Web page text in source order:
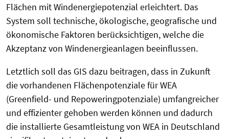
Flächen mit Windenergiepotenzial erleichtert. Das
System soll technische, ökologische, geografische und
ökonomische Faktoren berücksichtigen, welche die
Akzeptanz von Windenergieanlagen beeinflussen.
Letztlich soll das GIS dazu beitragen, dass in Zukunft
die vorhandenen Flächenpotenziale für WEA
(Greenfield- und Repoweringpotenziale) umfangreicher
und effizienter gehoben werden können und dadurch
die installierte Gesamtleistung von WEA in Deutschland